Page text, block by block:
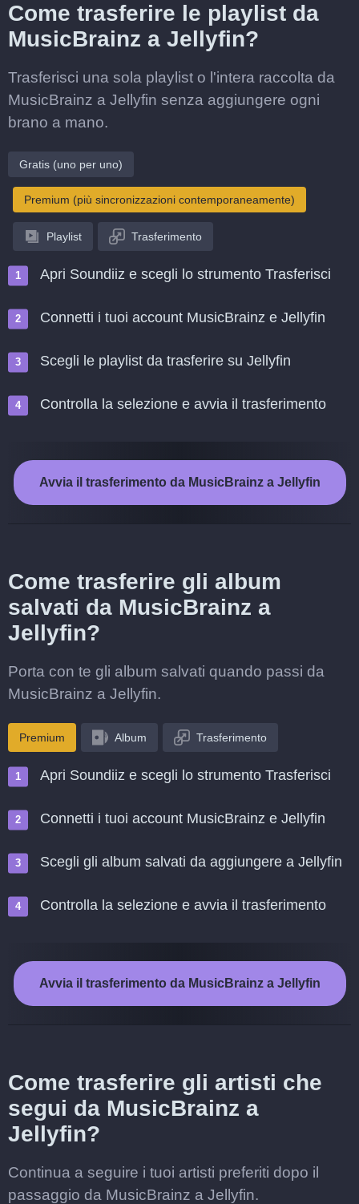
Come trasferire le playlist da
MusicBrainz a Jellyfin?
Trasferisci una sola playlist o l'intera raccolta da
MusicBrainz a Jellyfin senza aggiungere ogni
brano a mano.
Gratis (uno per uno)
Premium (più sincronizzazioni contemporaneamente)
Playlist Trasferimento
Apri Soundiiz e scegli lo strumento Trasferisci
Connetti i tuoi account MusicBrainz e Jellyfin
Scegli le playlist da trasferire su Jellyfin
Controlla la selezione e avvia il trasferimento
Avvia il trasferimento da MusicBrainz a Jellyfin
Come trasferire gli album
salvati da MusicBrainz a
Jellyfin?
Porta con te gli album salvati quando passi da
MusicBrainz a Jellyfin.
Premium Album Trasferimento
Apri Soundiiz e scegli lo strumento Trasferisci
Connetti i tuoi account MusicBrainz e Jellyfin
Scegli gli album salvati da aggiungere a Jellyfin
Controlla la selezione e avvia il trasferimento
Avvia il trasferimento da MusicBrainz a Jellyfin
Come trasferire gli artisti che
segui da MusicBrainz a
Jellyfin?
Continua a seguire i tuoi artisti preferiti dopo il
passaggio da MusicBrainz a Jellyfin.